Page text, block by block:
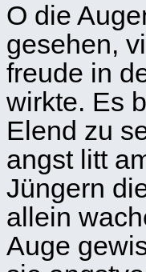
O die
gese­hen,
freude in
wirkte. Es
Elend zu
angst litt
Jün­gern
allein
Auge